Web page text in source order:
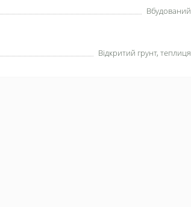
Вбудований
Відкритий грунт, теплиця